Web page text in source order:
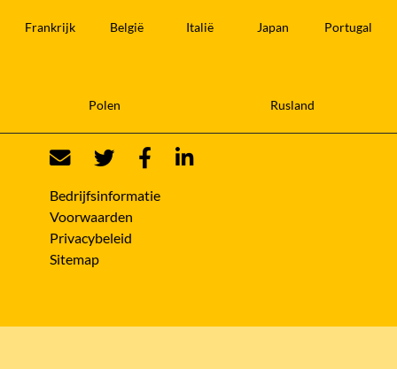
Frankrijk België Italië Japan Portugal
Polen Rusland
Bedrijfsinformatie
Voorwaarden
Privacybeleid
Sitemap